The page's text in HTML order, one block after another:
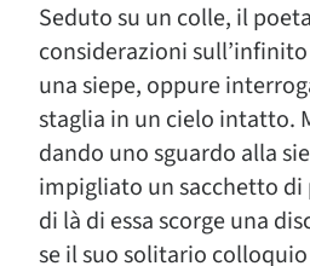
Seduto su un colle, il
considerazioni
una siepe, oppure
staglia in un cielo intatto.
dando uno sguardo alla
impigliato un sacchetto
di là di essa scorge una
se il suo solitario